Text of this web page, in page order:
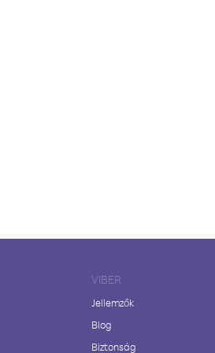
VIBER
Jellemzők
Blog
Biztonság